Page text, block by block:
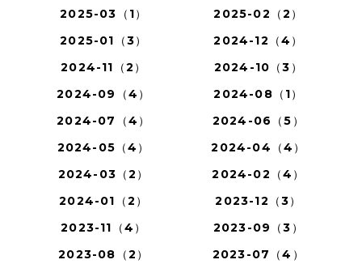
2025-03（1）
2025-02（2）
2025-01（3）
2024-12（4）
2024-11（2）
2024-10（3）
2024-09（4）
2024-08（1）
2024-07（4）
2024-06（5）
2024-05（4）
2024-04（4）
2024-03（2）
2024-02（4）
2024-01（2）
2023-12（3）
2023-11（4）
2023-09（3）
2023-08（2）
2023-07（4）